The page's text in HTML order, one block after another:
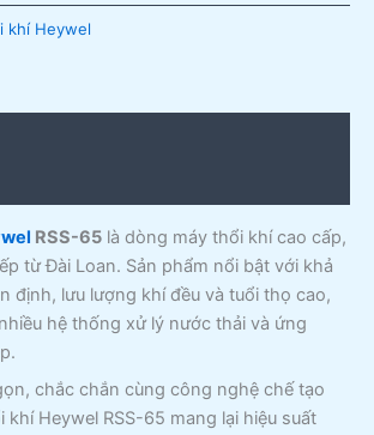
khí Heywel
RSS-65 là dòng máy thổi khí cao cấp,
từ Đài Loan. Sản phẩm nổi bật với khả
định, lưu lượng khí đều và tuổi thọ cao,
hệ thống xử lý nước thải và ứng
chắc chắn cùng công nghệ chế tạo
khí Heywel RSS-65 mang lại hiệu suất